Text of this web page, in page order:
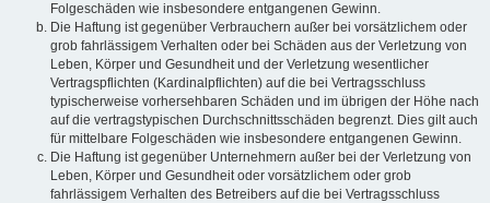
Folgeschäden wie insbesondere entgangenen Gewinn.
Die Haftung ist gegenüber Verbrauchern außer bei vorsätzlichem oder
grob fahrlässigem Verhalten oder bei Schäden aus der Verletzung von
Leben, Körper und Gesundheit und der Verletzung wesentlicher
Vertragspflichten (Kardinalpflichten) auf die bei Vertragsschluss
typischerweise vorhersehbaren Schäden und im übrigen der Höhe nach
auf die vertragstypischen Durchschnittsschäden begrenzt. Dies gilt auch
für mittelbare Folgeschäden wie insbesondere entgangenen Gewinn.
Die Haftung ist gegenüber Unternehmern außer bei der Verletzung von
Leben, Körper und Gesundheit oder vorsätzlichem oder grob
fahrlässigem Verhalten des Betreibers auf die bei Vertragsschluss